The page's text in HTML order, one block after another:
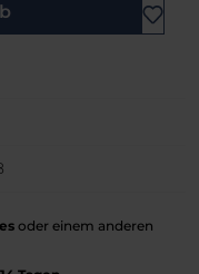
oder einem anderen